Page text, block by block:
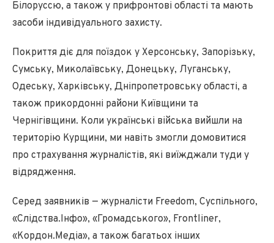
Білоруссю, а також у прифронтові області та мають
засоби індивідуального захисту.
Покриття діє для поїздок у Херсонську, Запорізьку,
Сумську, Миколаївську, Донецьку, Луганську,
Одеську, Харківську, Дніпропетровську області, а
також прикордонні райони Київщини та
Чернігівщини. Коли українські війська вийшли на
територію Курщини, ми навіть змогли домовитися
про страхування журналістів, які виїжджали туди у
відрядження.
Серед заявників — журналісти Freedom, Суспільного,
«Слідства.Інфо», «Громадського», Frontliner,
«Кордон.Медіа», а також багатьох інших